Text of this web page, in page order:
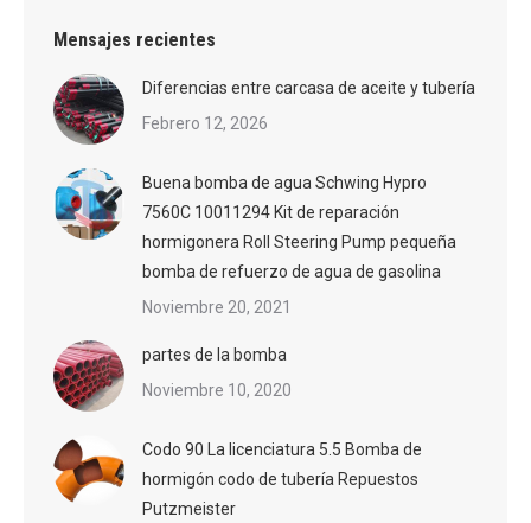
Mensajes recientes
Diferencias entre carcasa de aceite y tubería
Febrero 12, 2026
Buena bomba de agua Schwing Hypro
7560C 10011294 Kit de reparación
hormigonera Roll Steering Pump pequeña
bomba de refuerzo de agua de gasolina
Noviembre 20, 2021
partes de la bomba
Noviembre 10, 2020
Codo 90 La licenciatura 5.5 Bomba de
hormigón codo de tubería Repuestos
Putzmeister